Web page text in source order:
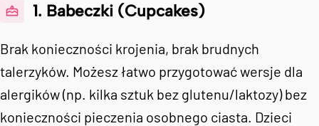
1. Babeczki (Cupcakes)
Brak konieczności krojenia, brak brudnych
talerzyków. Możesz łatwo przygotować wersje dla
alergików (np. kilka sztuk bez glutenu/laktozy) bez
konieczności pieczenia osobnego ciasta. Dzieci